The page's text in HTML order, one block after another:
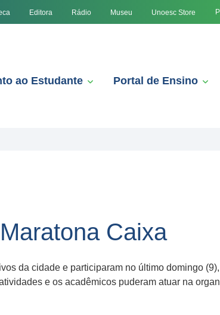
Editora Rádio Museu Unoesc Store
ao Estudante Portal de Ensino
Caixa
da cidade e participaram no último domingo
e os acadêmicos puderam atuar na